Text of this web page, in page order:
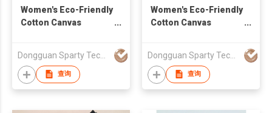
Women's Eco-Friendly
Cotton Canvas
Shopping Handbag
Daily Use Gift
Reusable Tote Bag
Dongguan Sparty Technology Co., Ltd.
查询
Women's Eco-Friendly
Cotton Canvas
Shopping Handbag
Daily Use Gift
Reusable Tote Bag
Dongguan Sparty Technology Co., Ltd.
查询